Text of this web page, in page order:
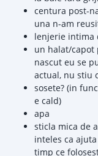
centura post-
una n-am
lenjerie intima
un halat/capot
nascut eu se
actual, nu stiu
sosete? (in
e cald)
apa
sticla mica de
inteles ca
timp ce